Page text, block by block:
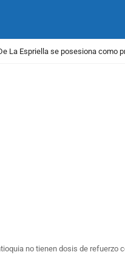
La Espriella se posesiona como
no tienen dosis de refuerzo